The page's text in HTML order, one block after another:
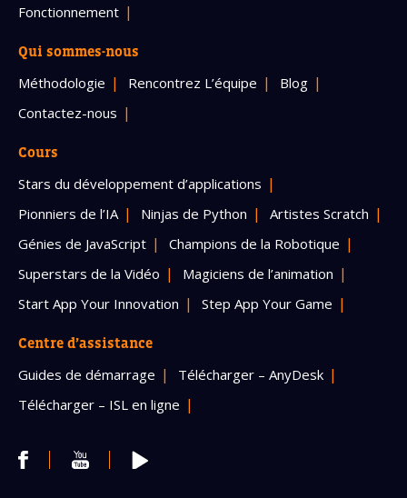
Fonctionnement
Qui sommes-nous
Méthodologie Rencontrez L’équipe
Blog
Contactez-nous
Cours
Stars du développement d’applications
Pionniers de l’IA
Ninjas de Python
Artistes Scratch
Génies de JavaScript
Champions de la Robotique
Superstars de la Vidéo
Magiciens de l’animation
Start App Your Innovation
Step App Your Game
Centre d’assistance
Guides de démarrage
Télécharger – AnyDesk
Télécharger – ISL en ligne